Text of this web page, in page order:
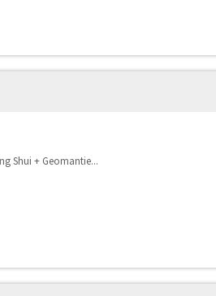
Shui + Geomantie...